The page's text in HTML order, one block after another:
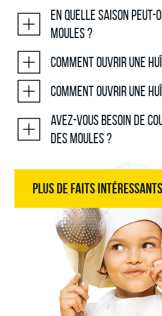
En quelle saison peut-
moules ?
Comment ouvrir une
Comment ouvrir une
Avez-vous besoin de
des moules ?
PLUS DE FAITS INTÉRESSANTS